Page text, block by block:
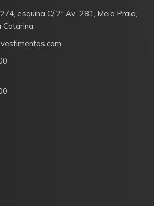
esquina C/ 2º Av., 281, Meia Praia,
Catarina.